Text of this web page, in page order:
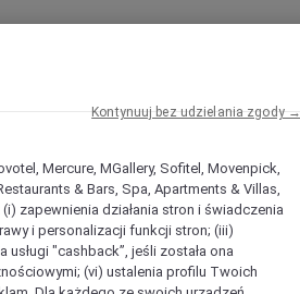
Mercure, MGallery, Sofitel, Movenpick,
& Bars, Spa, Apartments & Villas,
zapewnienia działania stron i świadczenia
i personalizacji funkcji stron; (iii)
"cashback”, jeśli została ona
(vi) ustalenia profilu Twoich
Kontynuuj bez udzielania zgody →